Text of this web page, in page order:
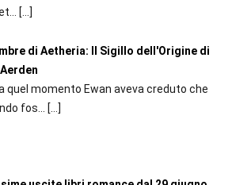
[…]
di Aetheria: Il Sigillo dell'Origine di
Aerden
quel momento Ewan aveva creduto che
fos...
[…]